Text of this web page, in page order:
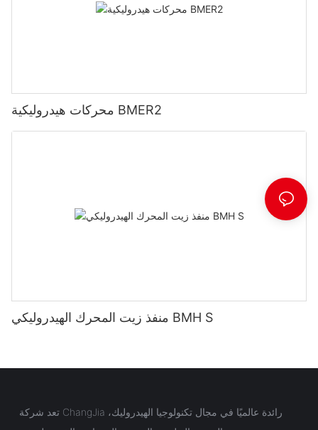
محركات هيدروليكية BMER2
منفذ زيت المحرك الهيدروليكي BMH S
تعد شركة ChangJia رائدة عالميًا في مجال تكنولوجيا الهيدروليك،